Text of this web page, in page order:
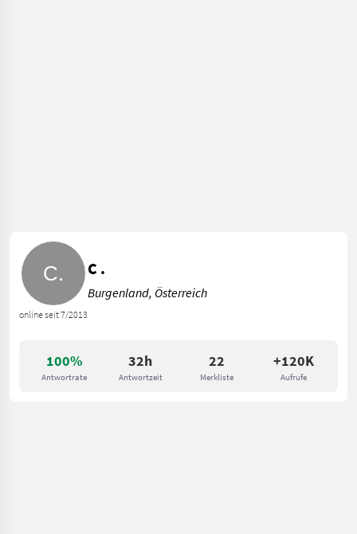
100%
Antwortrate
32h
Antwortzeit
22
Merkliste
+120K
Aufrufe
online seit 7/2013
C .
Burgenland, Österreich